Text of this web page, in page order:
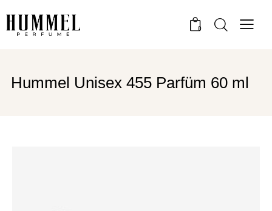
0
Hummel Unisex 455 Parfüm 60 ml